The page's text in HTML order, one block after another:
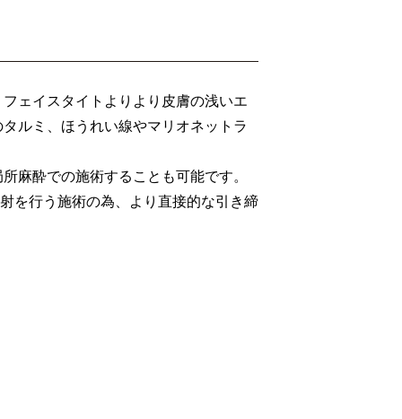
ェイスタイトよりより皮膚の浅いエ
ルミ、ほうれい線やマリオネットラ
麻酔での施術することも可能です。
を行う施術の為、より直接的な引き締